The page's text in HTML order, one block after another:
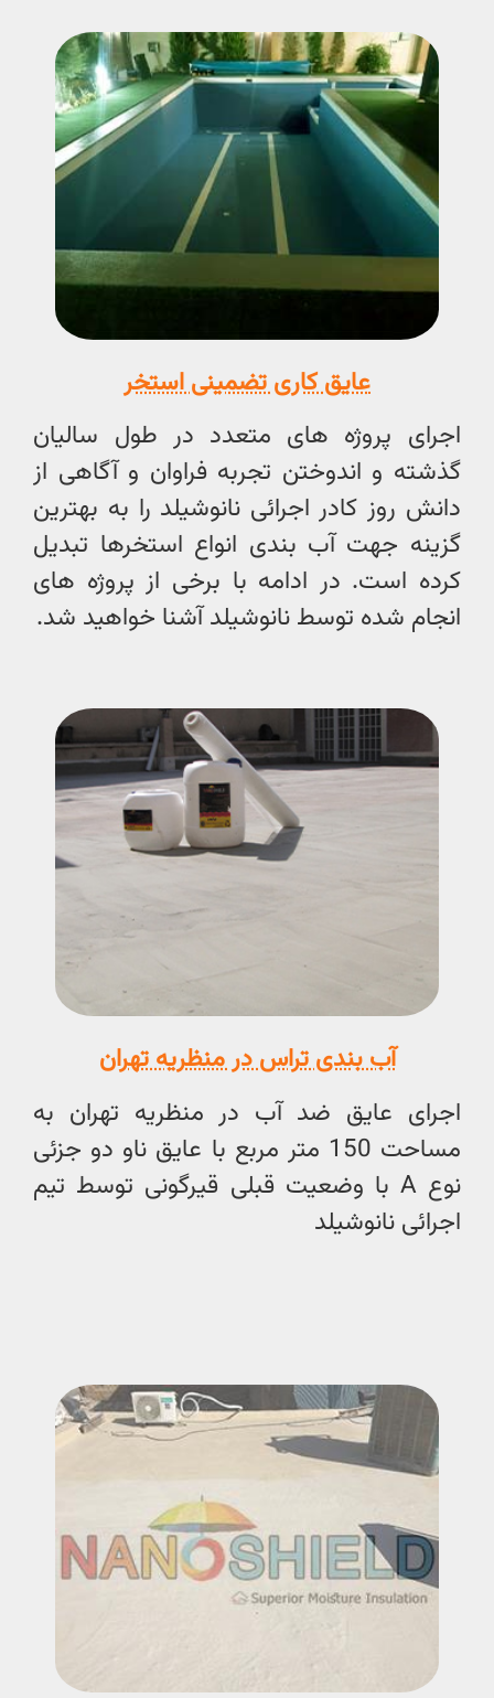
عایق کاری تضمینی استخر
اجرای پروژه های متعدد در طول سالیان
گذشته و اندوختن تجربه فراوان و آگاهی از
دانش روز کادر اجرائی نانوشیلد را به بهترین
گزینه جهت آب بندی انواع استخرها تبدیل
کرده است. در ادامه با برخی از پروژه های
انجام شده توسط نانوشیلد آشنا خواهید شد.
آب بندی تراس در منظریه تهران
اجرای عایق ضد آب در منظریه تهران به
مساحت 150 متر مربع با عایق ناو دو جزئی
نوع A با وضعیت قبلی قیرگونی توسط تیم
اجرائی نانوشیلد